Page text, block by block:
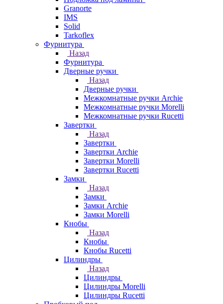
Granorte
IMS
Solid
Tarkoflex
Фурнитура
Назад
Фурнитура
Дверные ручки
Назад
Дверные ручки
Межкомнатные ручки Archie
Межкомнатные ручки Morelli
Межкомнатные ручки Rucetti
Завертки
Назад
Завертки
Завертки Archie
Завертки Morelli
Завертки Rucetti
Замки
Назад
Замки
Замки Archie
Замки Morelli
Кнобы
Назад
Кнобы
Кнобы Rucetti
Цилиндры
Назад
Цилиндры
Цилиндры Morelli
Цилиндры Rucetti